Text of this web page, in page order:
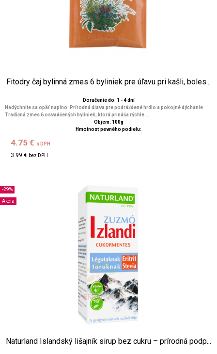
Fitodry čaj bylinná zmes 6 byliniek pre úľavu pri kašli, boles...
Doručenie do: 1 - 4 dní
Nadýchnite sa opäť naplno: Prírodná úľava pre podráždené hrdlo a pokojné dýchanie
Tradičná zmes 6 osvadčených byliniek, ktorá prináša rýchle ...
Objem: 100g
Hmotnosť pevného podielu:
4.75 € s DPH
3.99 € bez DPH
-29%
Akcia
Naturland Islandský lišajník sirup bez cukru – prírodná podp...